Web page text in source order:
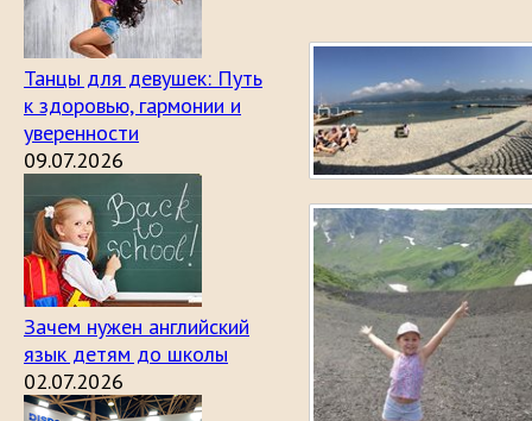
Танцы для девушек: Путь
к здоровью, гармонии и
уверенности
09.07.2026
Зачем нужен английский
язык детям до школы
02.07.2026